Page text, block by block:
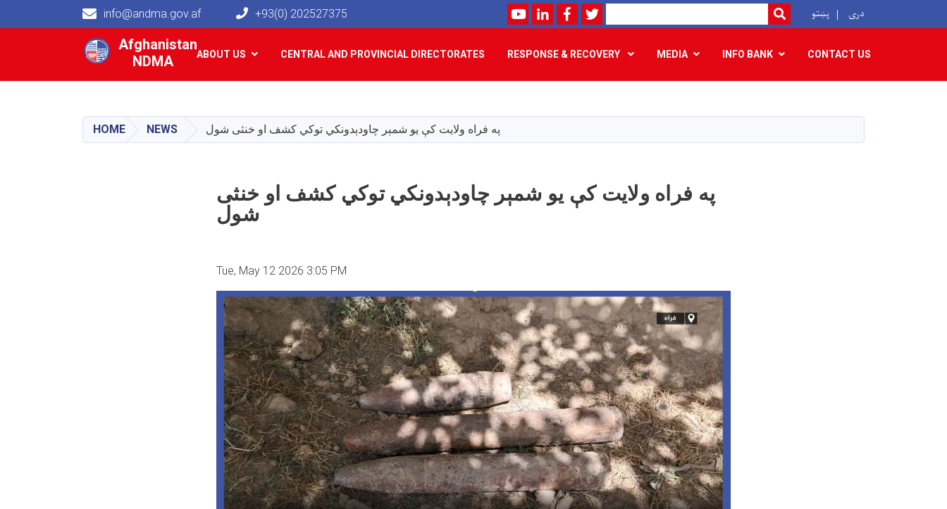
main
content
Afghanistan
NDMA
info@andma.gov.af +93(0) 202527375 YoutubeLinkedInFacebookTwitter
Search SEARCH
پښتو دری
Main navigation
ABOUT US CENTRAL AND PROVINCIAL DIRECTORATES RESPONSE & RECOVERY MEDIA INFO BANK CONTACT US
HOME NEWS په فراه ولایت کې یو شمېر چاودېدونکي توکي کشف او خنثی شول
په فراه ولایت کې یو شمېر چاودېدونکي توکي کشف او خنثی
شول
Tue, May 12 2026 3:05 PM